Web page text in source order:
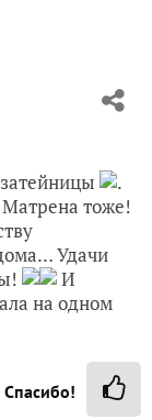
.
тоже!
Удачи
И
на одном
Спасибо!